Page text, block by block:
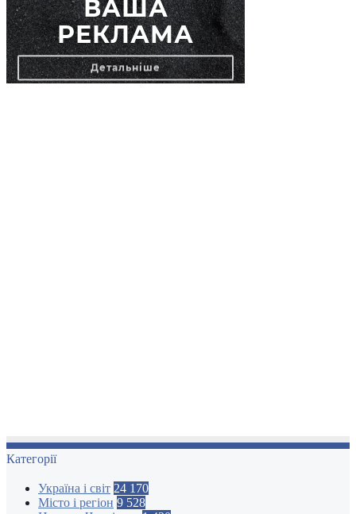
Категорії
Україна і світ 24 170
Місто і регіон 9 528